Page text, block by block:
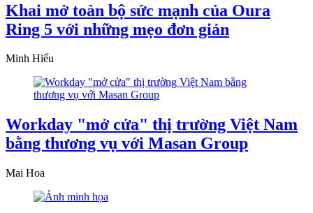
Khai mở toàn bộ sức mạnh của Oura
Ring 5 với những mẹo đơn giản
Minh Hiếu
Workday "mở cửa" thị trường Việt Nam
bằng thương vụ với Masan Group
Mai Hoa